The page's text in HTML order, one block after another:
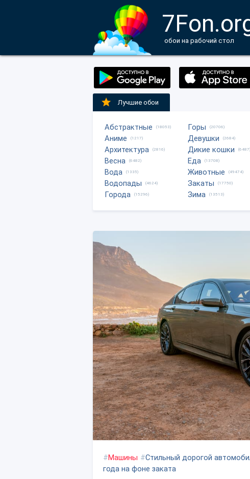
обои на рабочий стол
Лучшие обои
Абстрактные (18053)
Аниме (1217)
Архитектура (2816)
Весна (6482)
Вода (1335)
Водопады (4624)
Города (15296)
Горы (20706)
Девушки (2684)
Дикие кошки (6487)
Еда (13708)
Животные (49474)
Закаты (17750)
Зима (13513)
#Машины #Стильный дорогой
года на фоне заката